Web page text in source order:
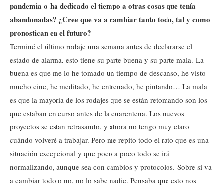
pandemia o ha dedicado el tiempo a otras cosas que tenía
abandonadas? ¿Cree que va a cambiar tanto todo, tal y como
pronostican en el futuro?
Terminé el último rodaje una semana antes de declararse el
estado de alarma, esto tiene su parte buena y su parte mala. La
buena es que me lo he tomado un tiempo de descanso, he visto
mucho cine, he meditado, he entrenado, he pintando… La mala
es que la mayoría de los rodajes que se están retomando son los
que estaban en curso antes de la cuarentena. Los nuevos
proyectos se están retrasando, y ahora no tengo muy claro
cuándo volveré a trabajar. Pero me repito todo el rato que es una
situación excepcional y que poco a poco todo se irá
normalizando, aunque sea con cambios y protocolos. Sobre si va
a cambiar todo o no, no lo sabe nadie. Pensaba que esto nos